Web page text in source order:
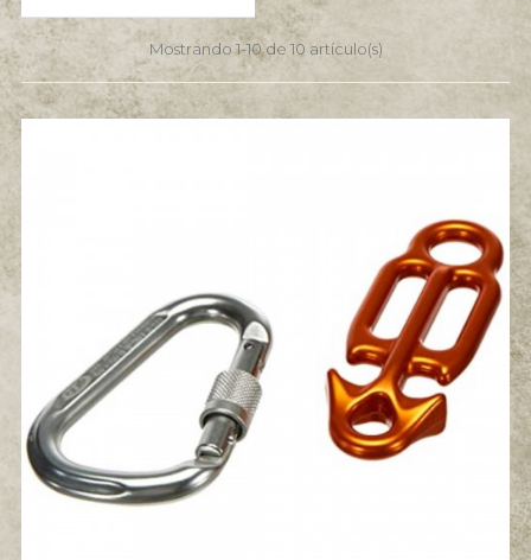
Mostrando 1-10 de 10 artículo(s)